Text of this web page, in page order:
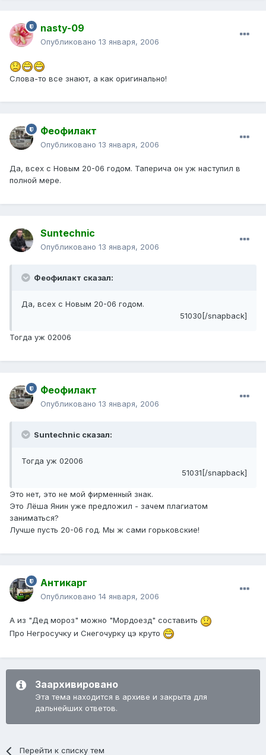
nasty-09
Опубликовано 13 января, 2006
Слова-то все знают, а как оригинально!
Феофилакт
Опубликовано 13 января, 2006
Да, всех с Новым 20-06 годом. Таперича он уж наступил в
полной мере.
Suntechnic
Опубликовано 13 января, 2006
Феофилакт сказал:
Да, всех с Новым 20-06 годом.
51030[/snapback]
Тогда уж 02006
Феофилакт
Опубликовано 13 января, 2006
Suntechnic сказал:
Тогда уж 02006
51031[/snapback]
Это нет, это не мой фирменный знак.
Это Лёша Янин уже предложил - зачем плагиатом
заниматься?
Лучше пусть 20-06 год. Мы ж сами горьковские!
Антикарг
Опубликовано 14 января, 2006
А из "Дед мороз" можно "Мордоезд" составить
Про Негросучку и Снегочурку цэ круто
Заархивировано
Эта тема находится в архиве и закрыта для
дальнейших ответов.
Перейти к списку тем